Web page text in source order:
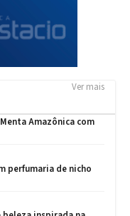
Ver mais